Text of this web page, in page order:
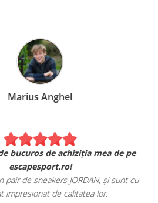
Marius Anghel
extrem de bucuros de achiziția mea
escapesport.ro!
un pair de sneakers JORDAN, și
adevărat impresionat de calitatea lor.